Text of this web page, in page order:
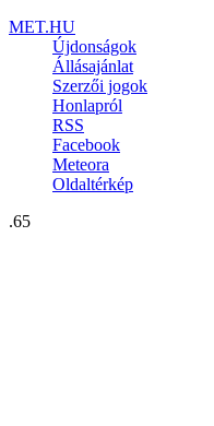
MET.HU
Újdonságok
Állásajánlat
Szerzői jogok
Honlapról
RSS
Facebook
Meteora
Oldaltérkép
.65